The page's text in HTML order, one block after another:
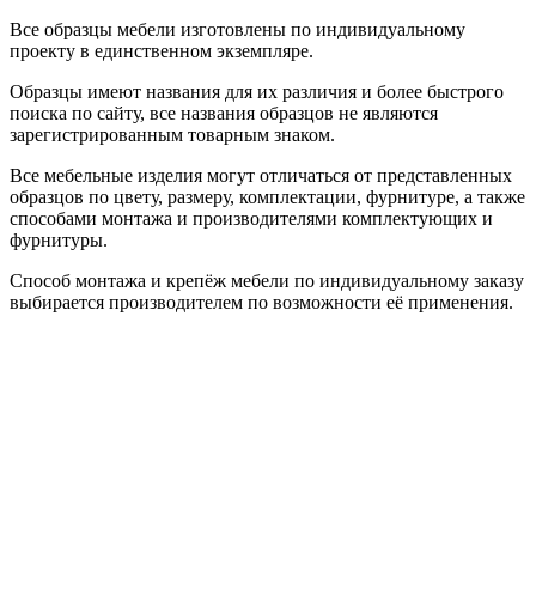
Все образцы мебели изготовлены по индивидуальному
проекту в единственном экземпляре.
Образцы имеют названия для их различия и более быстрого
поиска по сайту, все названия образцов не являются
зарегистрированным товарным знаком.
Все мебельные изделия могут отличаться от представленных
образцов по цвету, размеру, комплектации, фурнитуре, а также
способами монтажа и производителями комплектующих и
фурнитуры.
Способ монтажа и крепёж мебели по индивидуальному заказу
выбирается производителем по возможности её применения.